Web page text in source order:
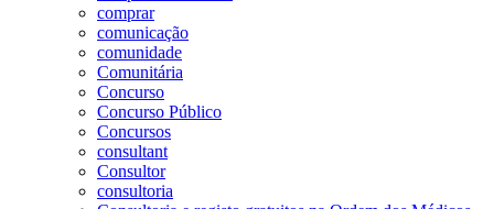
comprar
comunicação
comunidade
Comunitária
Concurso
Concurso Público
Concursos
consultant
Consultor
consultoria